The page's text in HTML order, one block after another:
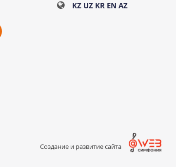
KZ UZ KR EN AZ
Создание и развитие сайта